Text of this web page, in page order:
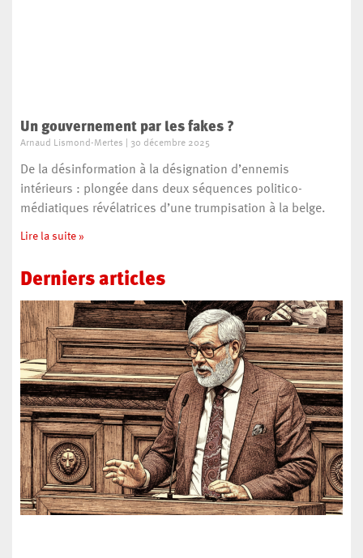
Un gouvernement par les fakes ?
Arnaud Lismond-Mertes 30 décembre 2025
De la désinformation à la désignation d’ennemis
intérieurs : plongée dans deux séquences politico-
médiatiques révélatrices d’une trumpisation à la belge.
Lire la suite »
Derniers articles